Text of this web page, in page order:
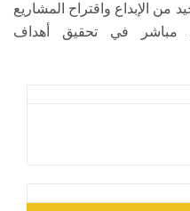
الإبداع واقتراح المشاريع
مباشر في تحقيق أهداف